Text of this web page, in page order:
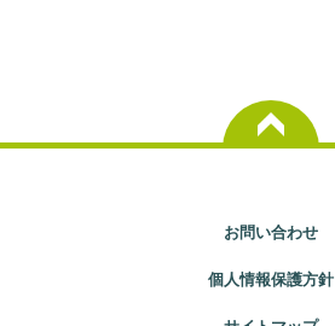
お問い合わせ
個人情報保護方針